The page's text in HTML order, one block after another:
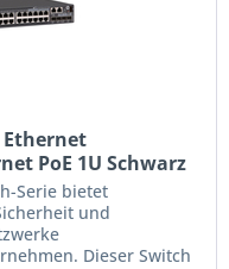
Ethernet
PoE 1U Schwarz
Serie bietet
und
Dieser Switch